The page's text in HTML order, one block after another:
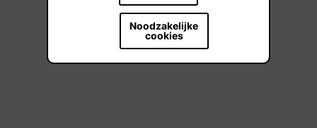
Noodzakelijke
cookies